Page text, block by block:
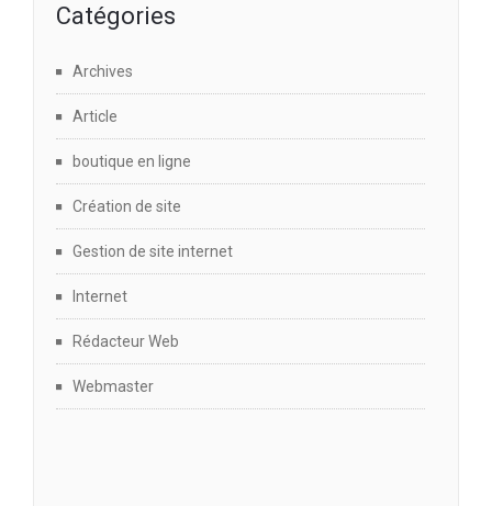
Catégories
Archives
Article
boutique en ligne
Création de site
Gestion de site internet
Internet
Rédacteur Web
Webmaster